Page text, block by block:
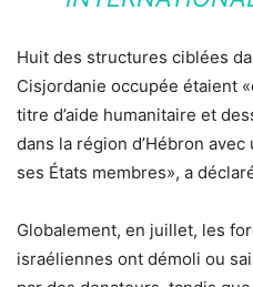
Huit des structures ciblées
Cisjordanie occupée étaient
titre d’aide humanitaire et
dans la région d’Hébron
ses États membres», a
Globalement, en juillet, les
israéliennes ont démoli ou